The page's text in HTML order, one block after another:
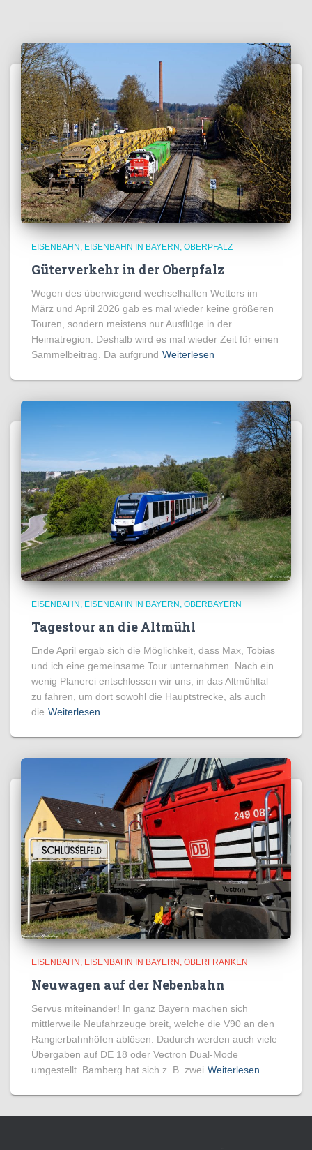
EISENBAHN EISENBAHN IN BAYERN OBERPFALZ
Güterverkehr in der Oberpfalz
Wegen des überwiegend wechselhaften Wetters im
März und April 2026 gab es mal wieder keine größeren
Touren, sondern meistens nur Ausflüge in der
Heimatregion. Deshalb wird es mal wieder Zeit für einen
Sammelbeitrag. Da aufgrund Weiterlesen
EISENBAHN EISENBAHN IN BAYERN OBERBAYERN
Tagestour an die Altmühl
Ende April ergab sich die Möglichkeit, dass Max, Tobias
und ich eine gemeinsame Tour unternahmen. Nach ein
wenig Planerei entschlossen wir uns, in das Altmühltal
zu fahren, um dort sowohl die Hauptstrecke, als auch
die Weiterlesen
EISENBAHN EISENBAHN IN BAYERN OBERFRANKEN
Neuwagen auf der Nebenbahn
Servus miteinander! In ganz Bayern machen sich
mittlerweile Neufahrzeuge breit, welche die V90 an den
Rangierbahnhöfen ablösen. Dadurch werden auch viele
Übergaben auf DE 18 oder Vectron Dual-Mode
umgestellt. Bamberg hat sich z. B. zwei Weiterlesen